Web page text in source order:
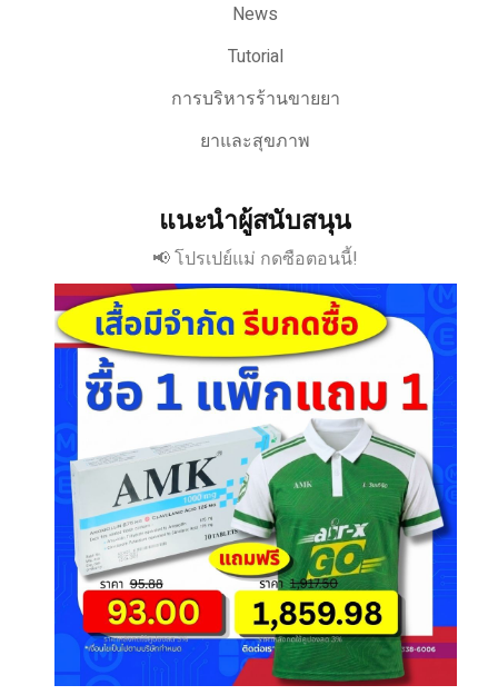
News
Tutorial
การบริหารร้านขายยา
ยาและสุขภาพ
แนะนำผู้สนับสนุน
📢 โปรเปย์แม่ กดซือตอนนี้!